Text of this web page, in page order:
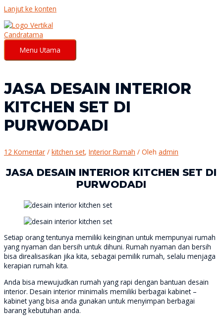
Lanjut ke konten
Menu Utama
JASA DESAIN INTERIOR
KITCHEN SET DI
PURWODADI
12 Komentar / kitchen set, Interior Rumah / Oleh admin
JASA DESAIN INTERIOR KITCHEN SET DI
PURWODADI
Setiap orang tentunya memiliki keinginan untuk mempunyai rumah
yang nyaman dan bersih untuk dihuni. Rumah nyaman dan bersih
bisa direalisasikan jika kita, sebagai pemilik rumah, selalu menjaga
kerapian rumah kita.
Anda bisa mewujudkan rumah yang rapi dengan bantuan desain
interior. Desain interior minimalis memiliki berbagai kabinet –
kabinet yang bisa anda gunakan untuk menyimpan berbagai
barang kebutuhan anda.